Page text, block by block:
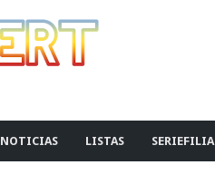
NOTICIAS LISTAS SERIEFILIA